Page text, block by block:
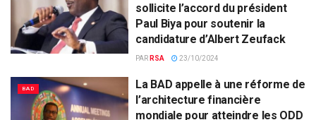
sollicite l’accord du président
Paul Biya pour soutenir la
candidature d’Albert Zeufack
PAR RSA 23/10/2024
BAD
La BAD appelle à une réforme de
l’architecture financière
mondiale pour atteindre les ODD